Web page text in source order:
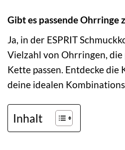
Gibt es passende Ohrringe
Ja, in der ESPRIT
Vielzahl von Ohrringen,
Kette passen. Entdecke
deine idealen
Inhalt